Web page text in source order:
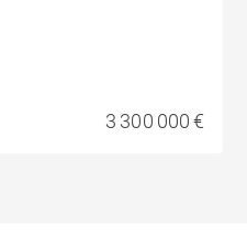
3 300 000 €